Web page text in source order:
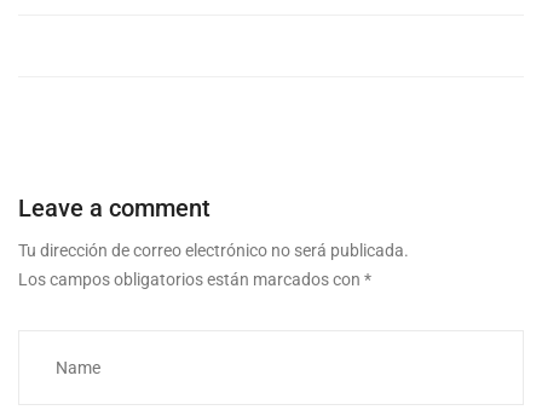
Leave a comment
Tu dirección de correo electrónico no será publicada.
Los campos obligatorios están marcados con *